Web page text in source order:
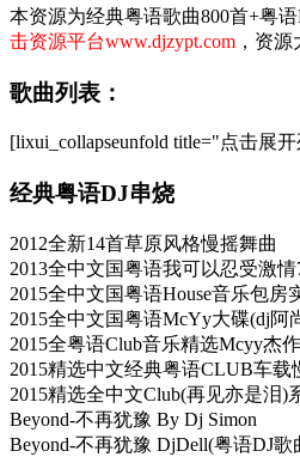
本资源为经典粤语歌曲800首+粤
击资源平台www.djzypt.com ，资源
歌曲列表：
[lixui_collapseunfold title="点击展
经典粤语DJ串烧
2012全新14首草原风格慢摇舞曲
2013全中文国粤语我可以忍受激
2015全中文国粤语House音乐包房
2015全中文国粤语McYy大碟(dj阿
2015全粤语Club音乐精选Mcyy杰
2015精选中文经典粤语CLUB车载
2015精选全中文Club(再见亦是泪)
Beyond-不再犹豫 By Dj Simon
Beyond-不再犹豫 DjDell(粤语DJ歌